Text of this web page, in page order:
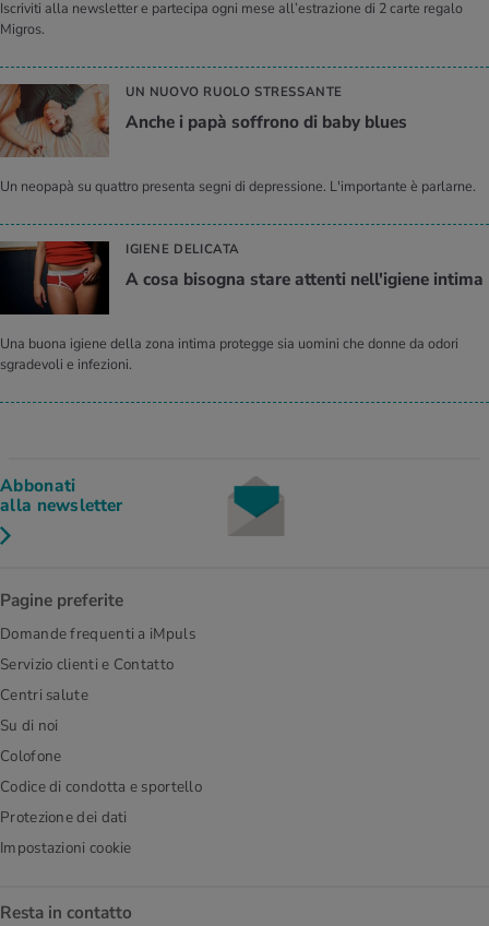
Iscriviti alla newsletter e partecipa ogni mese all’estrazione di 2 carte regalo
Migros.
UN NUOVO RUOLO STRESSANTE
Anche i papà soffrono di baby blues
Un neopapà su quattro presenta segni di depressione. L'importante è parlarne.
IGIENE DELICATA
A cosa bisogna stare attenti nell'igiene intima
Una buona igiene della zona intima protegge sia uomini che donne da odori
sgradevoli e infezioni.
Abbonati
alla newsletter
Pagine preferite
Domande frequenti a iMpuls
Servizio clienti e Contatto
Centri salute
Su di noi
Colofone
Codice di condotta e sportello
Protezione dei dati
Impostazioni cookie
Resta in contatto